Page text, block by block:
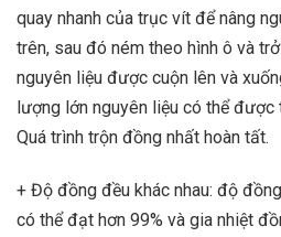
quay nhanh của trục vít để nâng
trên, sau đó ném theo hình ô và
nguyên liệu được cuộn lên và
lượng lớn nguyên liệu có thể được
Quá trình trộn đồng nhất hoàn tất.
+ Độ đồng đều khác nhau: độ
có thể đạt hơn 99% và gia nhiệt